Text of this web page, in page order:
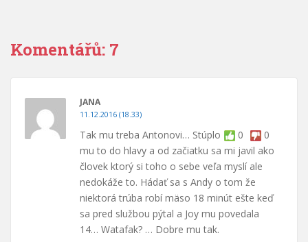
Komentářů: 7
JANA
11.12.2016 (18.33)
0 0
Tak mu treba Antonovi… Stúplo
mu to do hlavy a od začiatku sa mi javil ako
človek ktorý si toho o sebe veľa myslí ale
nedokáže to. Hádať sa s Andy o tom že
niektorá trúba robí mäso 18 minút ešte keď
sa pred službou pýtal a Joy mu povedala
14… Watafak? … Dobre mu tak.